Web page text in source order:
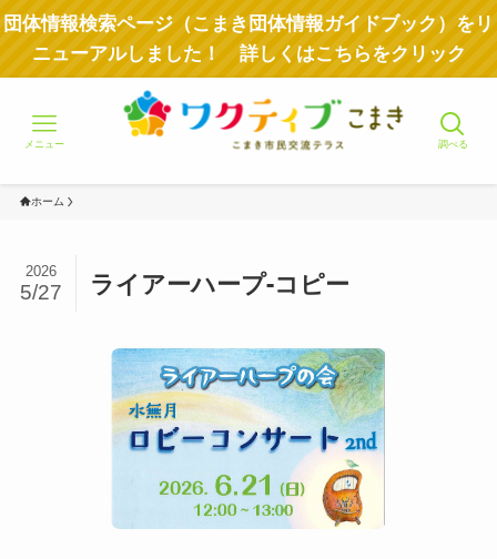
団体情報検索ページ（こまき団体情報ガイドブック）をリ
ニューアルしました！ 詳しくはこちらをクリック
調べる
メニュー
ホーム
ライアーハープ-コピー
2026
5/27